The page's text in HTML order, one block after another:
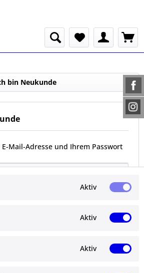
bin Neukunde
Mail-Adresse und Ihrem Passwort
Aktiv
Aktiv
Aktiv